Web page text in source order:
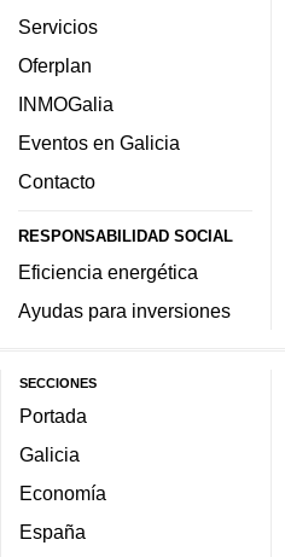
Servicios
Oferplan
INMOGalia
Eventos en Galicia
Contacto
RESPONSABILIDAD SOCIAL
Eficiencia energética
Ayudas para inversiones
SECCIONES
Portada
Galicia
Economía
España